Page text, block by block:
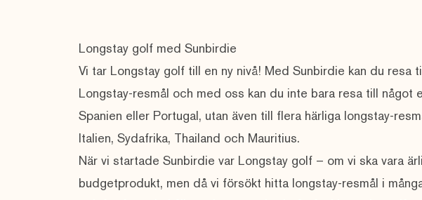
Longstay golf med Sunbirdie
Vi tar Longstay golf till en ny nivå! Med Sunbirdie kan du resa
Longstay-resmål och med oss kan du inte bara resa till något
Spanien eller Portugal, utan även till flera härliga longstay-
Italien, Sydafrika, Thailand och Mauritius.
När vi startade Sunbirdie var Longstay golf – om vi ska vara
budgetprodukt, men då vi försökt hitta longstay-resmål i